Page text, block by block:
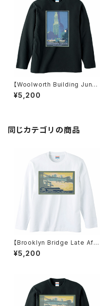
【Woolworth Building June
Night (1916)】ロンT ブラック
ユニセックス
¥5,200
同じカテゴリの商品
【Brooklyn Bridge Late Afte
rnoon(1916)】ロンT ホワイト
ユニセックス
¥5,200